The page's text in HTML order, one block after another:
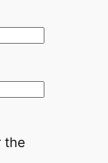
the